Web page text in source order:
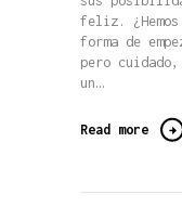
feliz. ¿Hemos
forma de
pero
un…
Read more